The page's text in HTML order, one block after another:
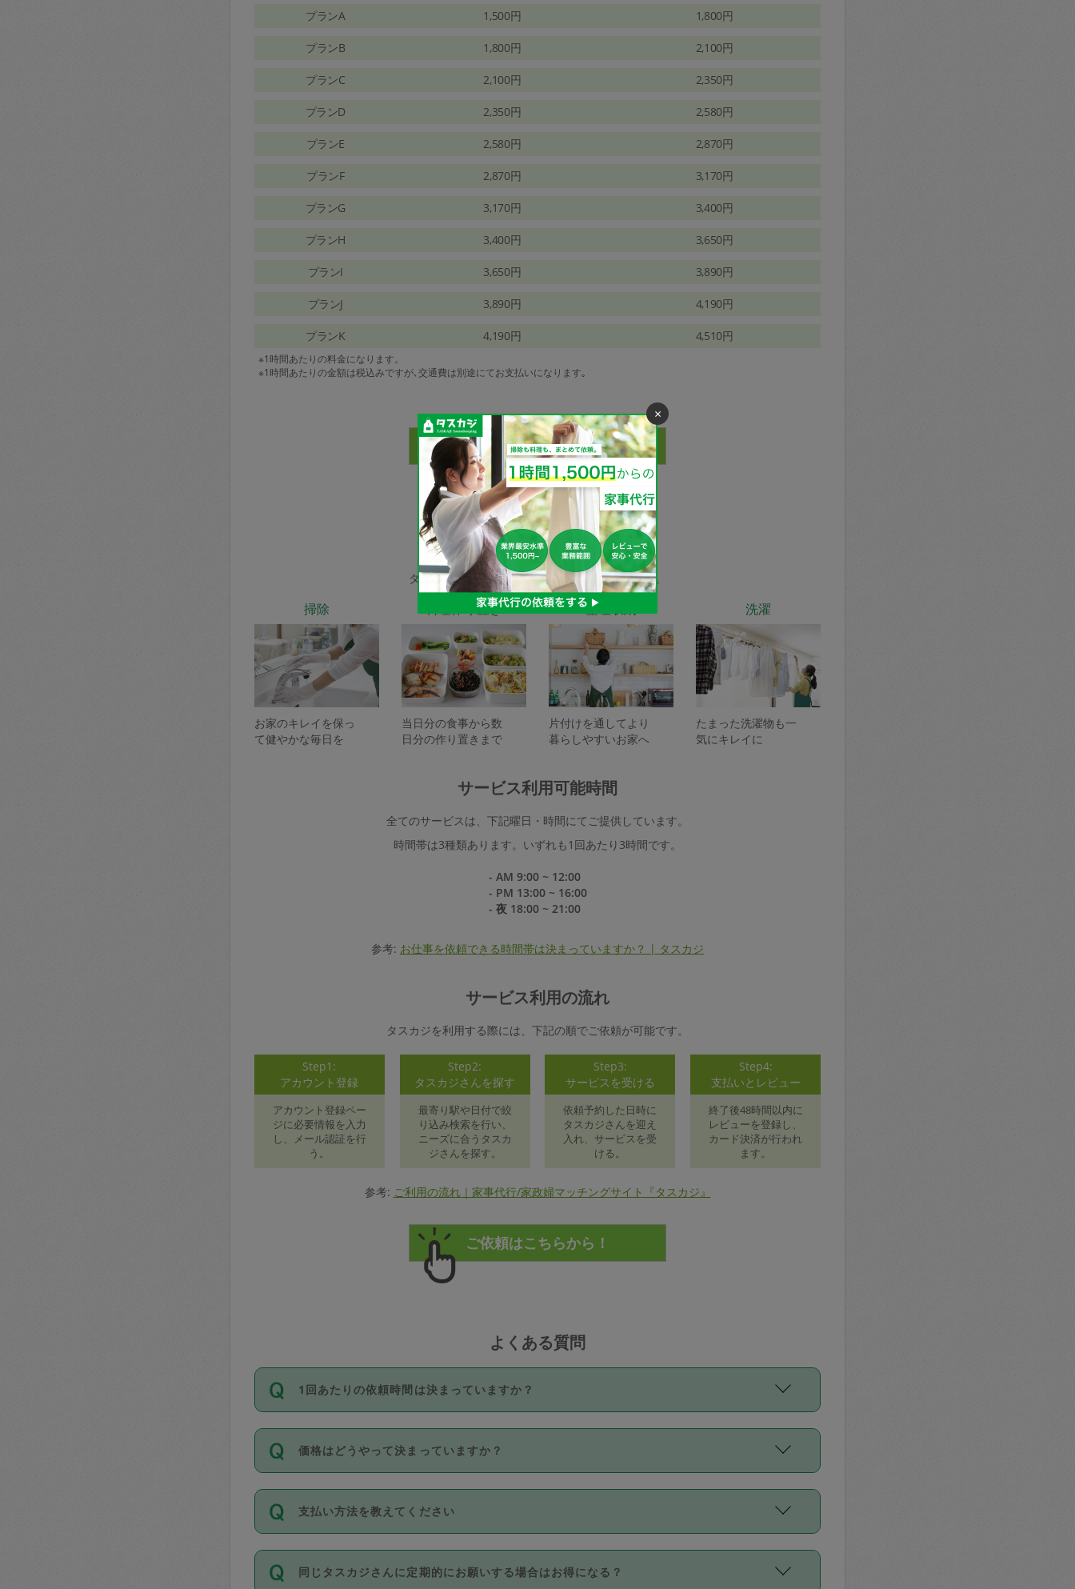
プランA 1,500円 1,800円
プランB 1,800円 2,100円
プランC 2,100円 2,350円
プランD 2,350円 2,580円
プランE 2,580円 2,870円
プランF 2,870円 3,170円
プランG 3,170円 3,400円
プランH 3,400円 3,650円
プランI 3,650円 3,890円
プランJ 3,890円 4,190円
プランK 4,190円 4,510円
※1時間あたりの料金になります。
※1時間あたりの金額は税込みですが､交通費は別途にてお支払いになります｡
家事代行サービスの種類
タスカジで依頼できるサービスは下記となります。
掃除
お家のキレイを保っ
て健やかな毎日を
料理作り置き
当日分の食事から数
日分の作り置きまで
整理収納
片付けを通してより
暮らしやすいお家へ
洗濯
たまった洗濯物も一
気にキレイに
サービス利用可能時間
全てのサービスは、下記曜日・時間にてご提供しています。
時間帯は3種類あります。いずれも1回あたり3時間です。
- AM 9:00 ~ 12:00
- PM 13:00 ~ 16:00
- 夜 18:00 ~ 21:00
参考: お仕事を依頼できる時間帯は決まっていますか？ | タスカジ
サービス利用の流れ
タスカジを利用する際には、下記の順でご依頼が可能です。
Step1:
アカウント登録
アカウント登録ペー
ジに必要情報を入力
し、メール認証を行
う。
Step2:
タスカジさんを探す
最寄り駅や日付で絞
り込み検索を行い、
ニーズに合うタスカ
ジさんを探す。
Step3:
サービスを受ける
依頼予約した日時に
タスカジさんを迎え
入れ、サービスを受
ける。
Step4:
支払いとレビュー
終了後48時間以内に
レビューを登録し、
カード決済が行われ
ます。
参考: ご利用の流れ｜家事代行/家政婦マッチングサイト『タスカジ』
よくある質問
1回あたりの依頼時間は決まっていますか？
依頼1回につき3時間固定です。3時間を超えて依頼したい場合は、延長機能をご利用くださ
い。機能をご利用いただくには、タスカジさんに事前に相談し、合意の上事前申請すること
が必要です。なお、3時間を下回っても、値引き等はございません。
価格はどうやって決まっていますか？
11種類の価格帯の中からタスカジさん自身が価格を選んで設定しています。
タスカジさんの価格設定には最初は制限があり、レビュー件数、レビューの平均値、などで
除々に設定可能な最高額が上がっていく仕組みになっています。
支払い方法を教えてください
お支払方法はクレジットカード（Visa／Master／JCB／AMERICAN EXPRESS／Diners
Club）のみとなります。
同じタスカジさんに定期的にお願いする場合はお得になる？
×